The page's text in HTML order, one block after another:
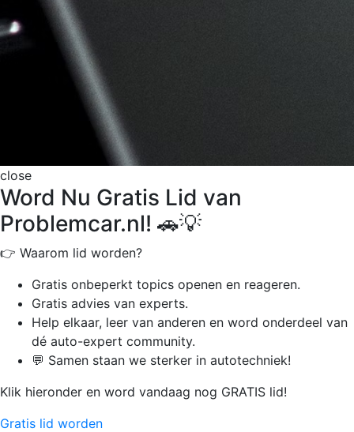
close
Word Nu Gratis Lid van
Problemcar.nl! 🚗💡
👉 Waarom lid worden?
Gratis onbeperkt topics openen en reageren.
Gratis advies van experts.
Help elkaar, leer van anderen en word onderdeel van
dé auto-expert community.
💬 Samen staan we sterker in autotechniek!
Klik hieronder en word vandaag nog GRATIS lid!
Gratis lid worden